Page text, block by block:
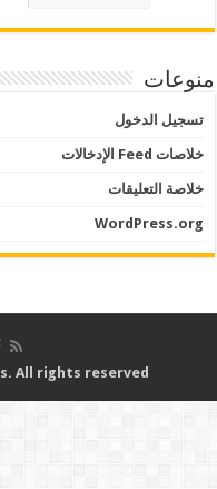
منوعات
تسجيل الدخول
خلاصات Feed الإدخالات
خلاصة التعليقات
WordPress.org
All rights reserved